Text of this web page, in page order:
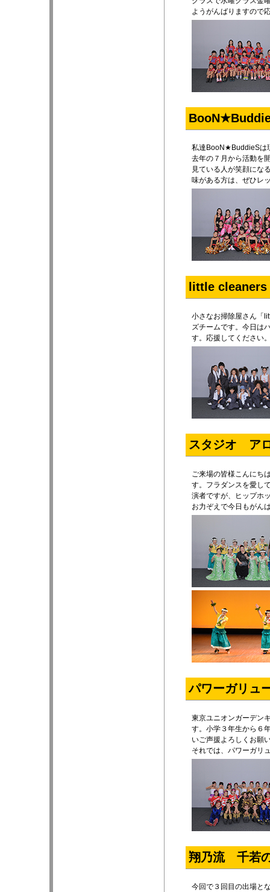
ようがんばりますので
私達BooN★BuddieSは
去年の７月から活動を
見ている人が笑顔にな
味がある方は、ぜひレ
little cleaners
小さなお掃除屋さん「
ズチームです。今日は
す。応援してください
スタジオ ア
ご来場の皆様こんにち
す。フラダンスを愛し
演者ですが、ヒップホ
お力ぞえで今日もがん
パワーガリュ
東京ユニオンガーデン
す。小学３年生から６
いご声援よろしくお願
それでは、パワーガリ
翔乃流 千若
今回で３回目の出場と